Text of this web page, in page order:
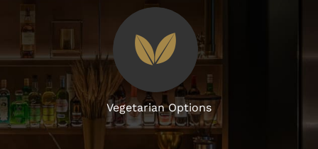
Vegetarian Options